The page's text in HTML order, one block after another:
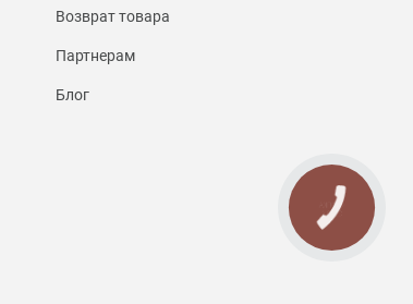
Возврат товара
Партнерам
Блог
КНОПКА
СВЯЗИ